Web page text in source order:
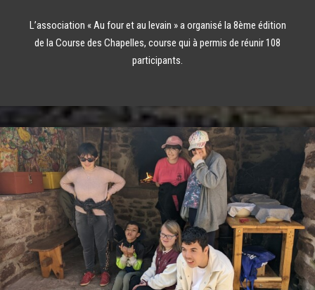
L’association « Au four et au levain » a organisé la 8ème édition
de la Course des Chapelles, course qui à permis de réunir 108
participants.